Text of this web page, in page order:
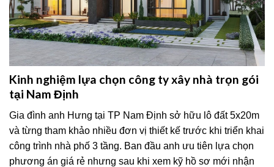
Kinh nghiệm lựa chọn công ty xây nhà trọn gói
tại Nam Định
Gia đình anh Hưng tại TP Nam Định sở hữu lô đất 5x20m
và từng tham khảo nhiều đơn vị thiết kế trước khi triển khai
công trình nhà phố 3 tầng. Ban đầu anh ưu tiên lựa chọn
phương án giá rẻ nhưng sau khi xem kỹ hồ sơ mới nhận